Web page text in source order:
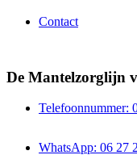
Contact
De Mantelzorglijn
Telefoonnummer:
WhatsApp: 06 27